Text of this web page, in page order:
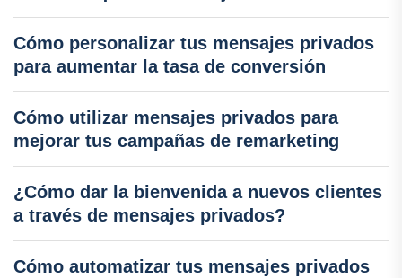
Cómo personalizar tus mensajes privados
para aumentar la tasa de conversión
Cómo utilizar mensajes privados para
mejorar tus campañas de remarketing
¿Cómo dar la bienvenida a nuevos clientes
a través de mensajes privados?
Cómo automatizar tus mensajes privados